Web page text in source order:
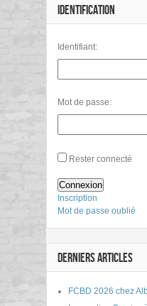
IDENTIFICATION
Identifiant:
Mot de passe:
Rester connecté
Connexion
Inscription
Mot de passe oublié
DERNIERS ARTICLES
FCBD 2026 chez